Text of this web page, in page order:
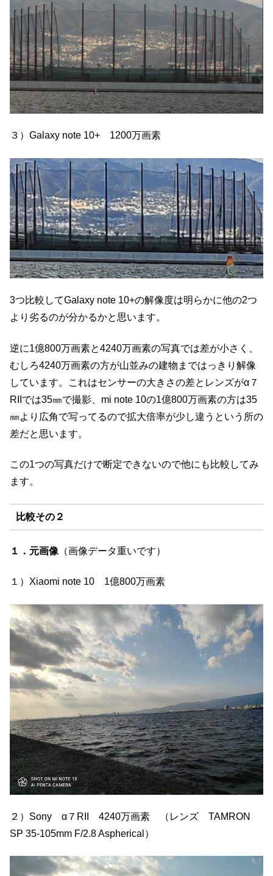
３）Galaxy note 10+ 1200万画素
3つ比較してGalaxy note 10+の解像度は明らかに他の2つ
より劣るのが分かるかと思います。
逆に1億800万画素と4240万画素の写真では差が小さく、
むしろ4240万画素の方が山並みの建物まではっきり解像
しています。これはセンサーの大きさの差とレンズがα７
RIIでは35㎜で撮影、mi note 10の1億800万画素の方は35
㎜より広角で写ってるので拡大倍率が少し違うという所の
差だと思います。
この1つの写真だけで断定できないので他にも比較してみ
ます。
比較その２
１．元画像 （画像データ重いです）
１）Xiaomi note 10 1億800万画素
２）Sony α７RII 4240万画素 （レンズ TAMRON
SP 35-105mm F/2.8 Aspherical）